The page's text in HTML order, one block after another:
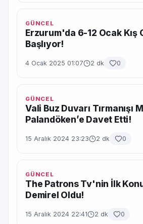
GÜNCEL
Erzurum'da 6-12 Ocak Kış
Başlıyor!
4 Ocak 2025 01:07 2 dk 0
GÜNCEL
Vali Buz Duvarı Tırmanışı
Palandöken’e Davet Etti!
15 Aralık 2024 23:23 2 dk 0
GÜNCEL
The Patrons Tv'nin İlk
Demirel Oldu!
15 Aralık 2024 22:41 2 dk 0